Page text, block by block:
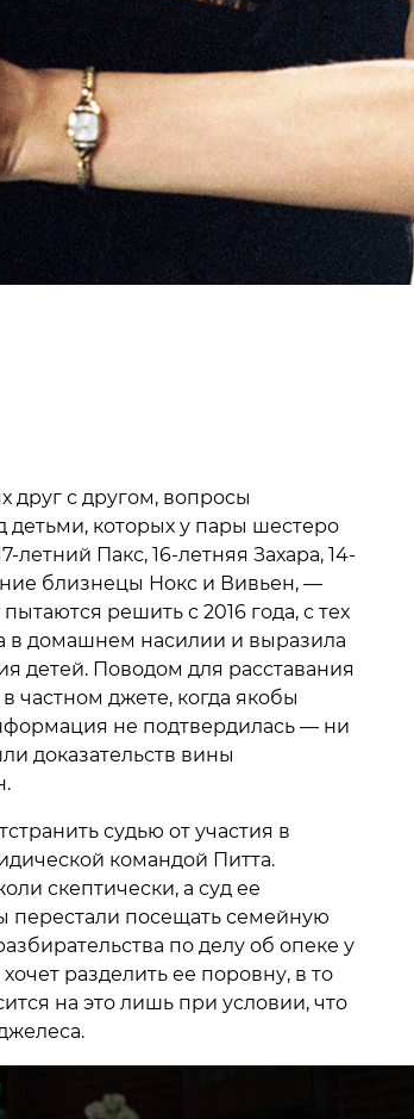
с другом, вопросы
детьми, которых у пары шестеро
летний Пакс, 16-летняя Захара, 14-
близнецы Нокс и Вивьен, —
решить с 2016 года, с тех
в домашнем насилии и выразила
детей. Поводом для расставания
частном джете, когда якобы
не подтвердилась — ни
доказательств вины
судью от участия в
командой Питта.
скептически, а суд ее
перестали посещать семейную
по делу об опеке у
разделить ее поровну, в то
на это лишь при условии, что